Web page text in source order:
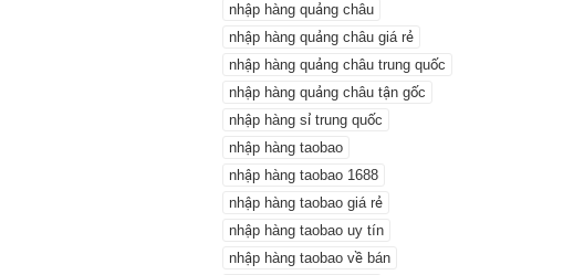
nhập hàng quảng châu
nhập hàng quảng châu giá rẻ
nhập hàng quảng châu trung quốc
nhập hàng quảng châu tận gốc
nhập hàng sỉ trung quốc
nhập hàng taobao
nhập hàng taobao 1688
nhập hàng taobao giá rẻ
nhập hàng taobao uy tín
nhập hàng taobao về bán